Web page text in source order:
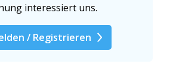
interessiert uns.
/ Registrieren